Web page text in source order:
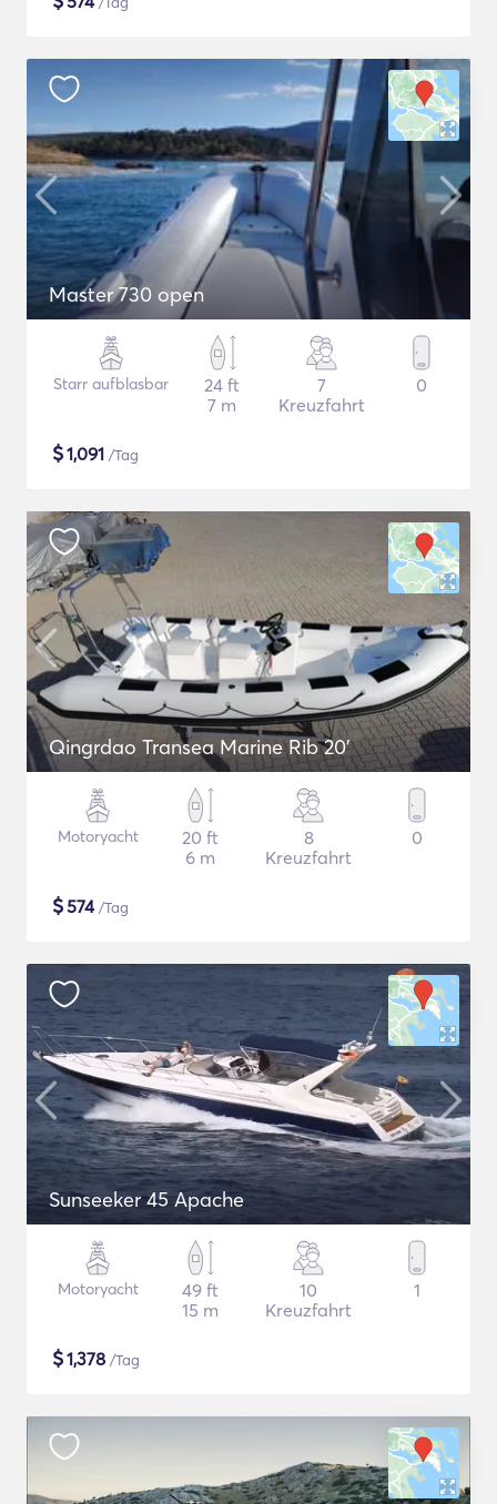
Master 730 open
Starr aufblasbar
24 ft
7 m
7
Kreuzfahrt
0
$1,091 /Tag
Qingrdao Transea Marine Rib 20'
Motoryacht
20 ft
6 m
8
Kreuzfahrt
0
$574/Tag
Sunseeker 45 Apache
Motoryacht
49 ft
15 m
10
Kreuzfahrt
1
$1,378 /Tag